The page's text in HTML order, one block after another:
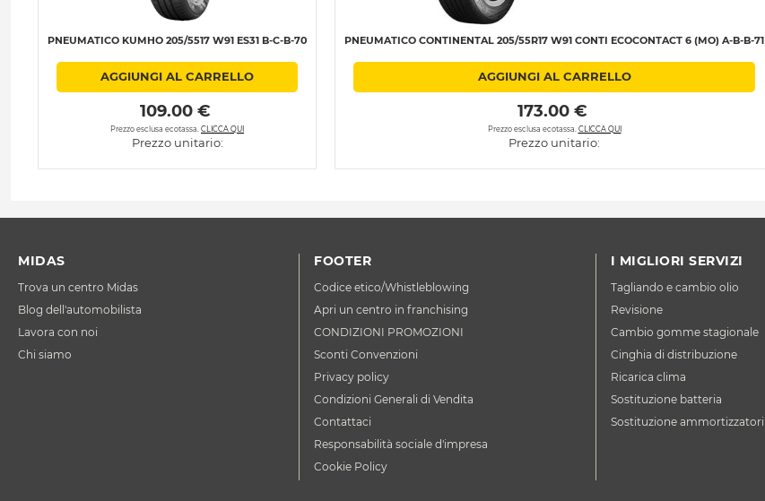
PNEUMATICO KUMHO 205/5517 W91 ES31 B-C-B-70
AGGIUNGI AL CARRELLO
109.00 €
Prezzo esclusa ecotassa. CLICCA QUI
Prezzo unitario:
PNEUMATICO CONTINENTAL 205/55R17 W91 CONTI ECOCONTACT 6 (MO) A-B-B-71
AGGIUNGI AL CARRELLO
173.00 €
Prezzo esclusa ecotassa. CLICCA QUI
Prezzo unitario:
MIDAS
Trova un centro Midas
Blog dell'automobilista
Lavora con noi
Chi siamo
FOOTER
Codice etico/Whistleblowing
Apri un centro in franchising
CONDIZIONI PROMOZIONI
Sconti Convenzioni
Privacy policy
Condizioni Generali di Vendita
Contattaci
Responsabilità sociale d'impresa
Cookie Policy
I MIGLIORI SERVIZI
Tagliando e cambio olio
Revisione
Cambio gomme stagionale
Cinghia di distribuzione
Ricarica clima
Sostituzione batteria
Sostituzione ammortizzatori